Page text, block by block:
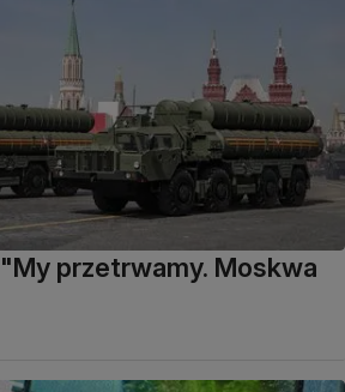
przetrwamy. Moskwa